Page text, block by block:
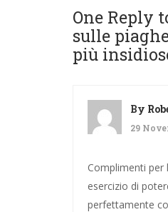
One Reply
sulle
più
By
29
Complimenti
esercizio di
perfettamente